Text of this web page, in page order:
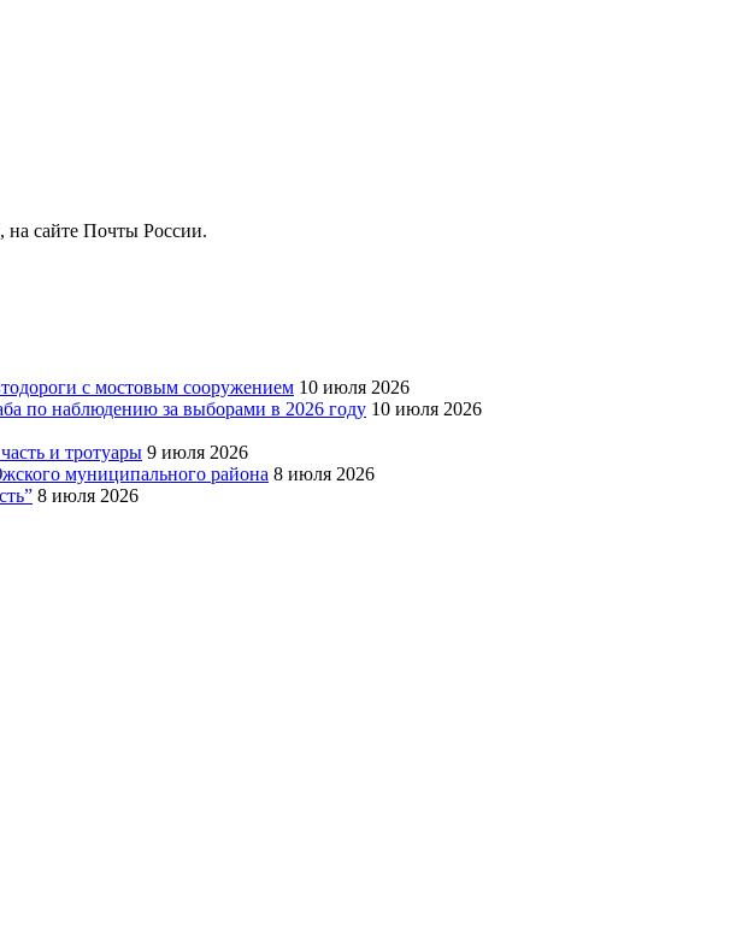
сайте Почты России.
с мостовым сооружением 10 июля 2026
по наблюдению за выборами в 2026 году 10 июля 2026
и тротуары 9 июля 2026
муниципального района 8 июля 2026
8 июля 2026